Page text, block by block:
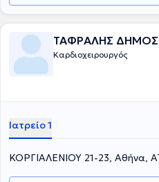
ΤΑΦΡΑΛΗΣ ΔΗΜΟΣ
Καρδιοχειρουργός
Ιατρείο 1
ΚΟΡΓΙΑΛΕΝΙΟΥ 21-23, Αθήνα,